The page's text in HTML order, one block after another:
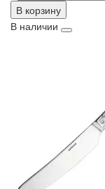
В корзину
В наличии